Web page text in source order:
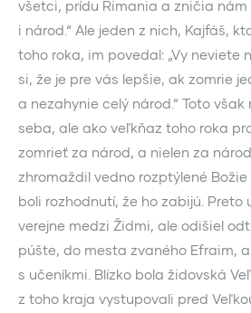
všetci, prídu Rimania a zničia
i národ.“ Ale jeden z nich, Kajfáš,
toho roka, im povedal: „Vy neviete
si, že je pre vás lepšie, ak zomrie
a nezahynie celý národ.“ Toto
seba, ale ako veľkňaz toho roka
zomrieť za národ, a nielen za
zhromaždil vedno rozptýlené
boli rozhodnutí, že ho zabijú. Preto
verejne medzi Židmi, ale odišiel
púšte, do mesta zvaného Efraim,
s učeníkmi. Blízko bola židovská
z toho kraja vystupovali pred